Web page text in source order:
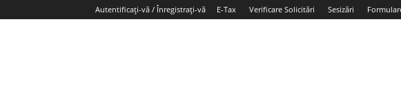
Autentificați-vă / Înregistrați-vă E-Tax Verificare Solicitări Sesizări